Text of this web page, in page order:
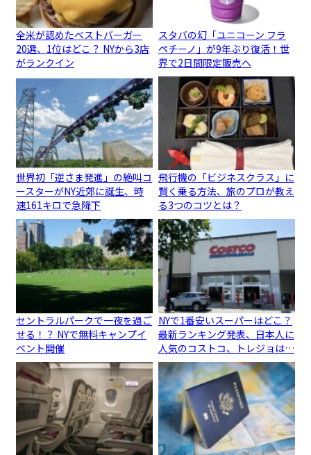
全米が認めたベストバーガー
20選、1位はどこ？ NYから3店
がランクイン
スタバの幻「ユニコーン フラ
ペチーノ」が9年ぶり復活！世
界で2日間限定販売へ
世界初「逆さま発進」の絶叫コ
ースターがNY近郊に誕生、時
速161キロで急降下
飛行機の「ビジネスクラス」に
賢く乗る方法、旅のプロが教え
る3つのコツとは？
セントラルパークで一夜を過ご
せる！？ NYで無料キャンプイ
ベント開催
NYで1番安いスーパーはどこ？
最新ランキング発表、日本人に
人気のコストコ、トレジョは…